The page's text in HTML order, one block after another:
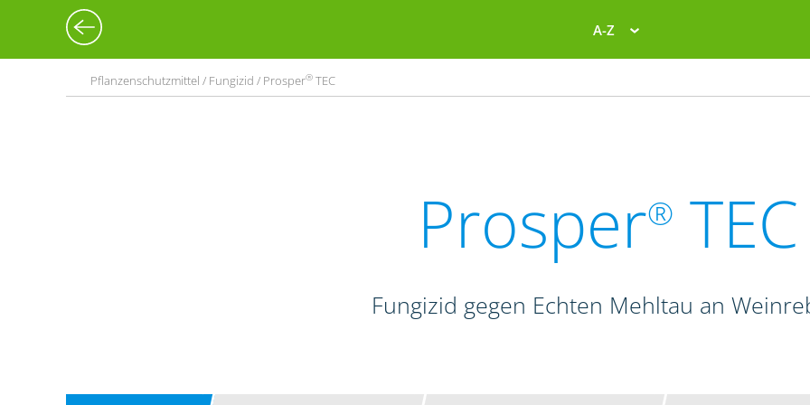
A-Z
Pflanzenschutzmittel / Fungizid / Prosper® TEC
Prosper® TEC
Fungizid gegen Echten Mehltau an